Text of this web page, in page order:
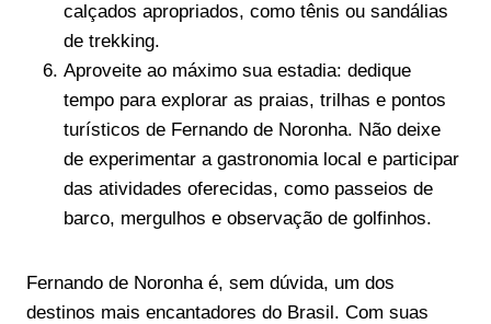
calçados apropriados, como tênis ou sandálias
de trekking.
Aproveite ao máximo sua estadia: dedique
tempo para explorar as praias, trilhas e pontos
turísticos de Fernando de Noronha. Não deixe
de experimentar a gastronomia local e participar
das atividades oferecidas, como passeios de
barco, mergulhos e observação de golfinhos.
Fernando de Noronha é, sem dúvida, um dos
destinos mais encantadores do Brasil. Com suas